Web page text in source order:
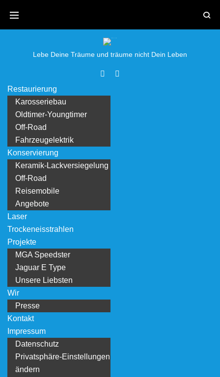
content
Lebe Deine Träume und träume nicht Dein Leben
Restaurierung
Karosseriebau
Oldtimer-Youngtimer
Off-Road
Fahrzeugelektrik
Konservierung
Keramik-Lackversiegelung
Off-Road
Reisemobile
Angebote
Laser
Trockeneisstrahlen
Projekte
MGA Speedster
Jaguar E Type
Unsere Liebsten
Wir
Presse
Kontakt
Impressum
Datenschutz
Privatsphäre-Einstellungen
ändern